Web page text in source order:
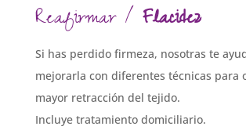
Reafirmar / Flacidez
Si has perdido firmeza, nosotras te
mejorarla con diferentes técnicas para
mayor retracción del tejido.
Incluye tratamiento domiciliario.